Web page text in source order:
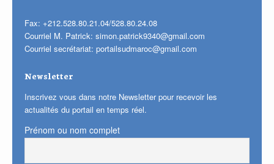
Fax: +212.528.80.21.04/528.80.24.08
Courriel M. Patrick: simon.patrick9340@gmail.com
Courriel secrétariat: portailsudmaroc@gmail.com
Newsletter
Inscrivez vous dans notre Newsletter pour recevoir les
actualités du portail en temps réel.
Prénom ou nom complet